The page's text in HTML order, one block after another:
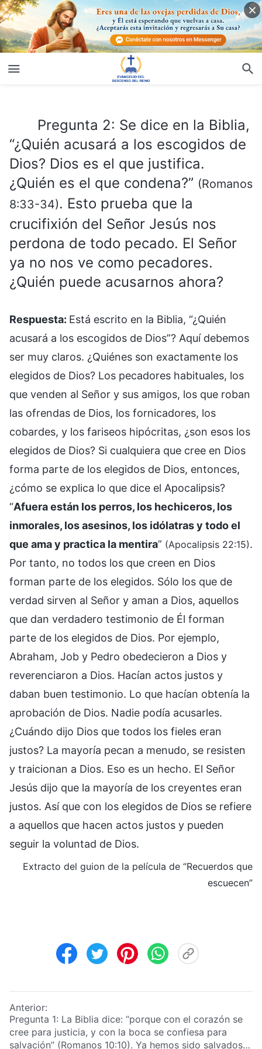
Pregunta 2: Se dice en la Biblia,
“¿Quién acusará a los escogidos de
Dios? Dios es el que justifica.
¿Quién es el que condena?” (Romanos
8:33-34). Esto prueba que la
crucifixión del Señor Jesús nos
perdona de todo pecado. El Señor
ya no nos ve como pecadores.
¿Quién puede acusarnos ahora?
Respuesta: Está escrito en la Biblia, “¿Quién
acusará a los escogidos de Dios”? Aquí debemos
ser muy claros. ¿Quiénes son exactamente los
elegidos de Dios? Los pecadores habituales, los
que venden al Señor y sus amigos, los que roban
las ofrendas de Dios, los fornicadores, los
cobardes, y los fariseos hipócritas, ¿son esos los
elegidos de Dios? Si cualquiera que cree en Dios
forma parte de los elegidos de Dios, entonces,
¿cómo se explica lo que dice el Apocalipsis?
“Afuera están los perros, los hechiceros, los
inmorales, los asesinos, los idólatras y todo el
que ama y practica la mentira” (Apocalipsis 22:15).
Por tanto, no todos los que creen en Dios
forman parte de los elegidos. Sólo los que de
verdad sirven al Señor y aman a Dios, aquellos
que dan verdadero testimonio de Él forman
parte de los elegidos de Dios. Por ejemplo,
Abraham, Job y Pedro obedecieron a Dios y
reverenciaron a Dios. Hacían actos justos y
daban buen testimonio. Lo que hacían obtenía la
aprobación de Dios. Nadie podía acusarles.
¿Cuándo dijo Dios que todos los fieles eran
justos? La mayoría pecan a menudo, se resisten
y traicionan a Dios. Eso es un hecho. El Señor
Jesús dijo que la mayoría de los creyentes eran
justos. Así que con los elegidos de Dios se refiere
a aquellos que hacen actos justos y pueden
seguir la voluntad de Dios.
Extracto del guion de la película de “Recuerdos que
escuecen”
Anterior:
Pregunta 1: La Biblia dice: “porque con el corazón se
cree para justicia, y con la boca se confiesa para
salvación” (Romanos 10:10). Ya hemos sido salvados